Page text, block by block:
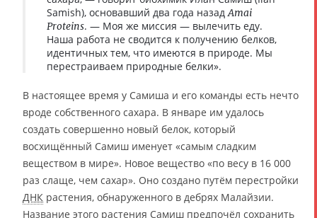
Samish), основавший два года назад Amai
Proteins. — Моя же миссия — вылечить еду.
Наша работа не сводится к получению белков,
идентичных тем, что имеются в природе. Мы
перестраиваем природные белки».
В настоящее время у Самиша и его команды есть нечто
вроде собственного сахара. В январе им удалось
создать совершенно новый белок, который
восхищённый Самиш именует «самым сладким
веществом в мире». Новое вещество «по весу в 16 000
раз слаще, чем сахар». Оно создано путём перестройки
ДНК растения, обнаруженного в дебрях Малайзии.
Название этого растения Самиш предпочёл сохранить